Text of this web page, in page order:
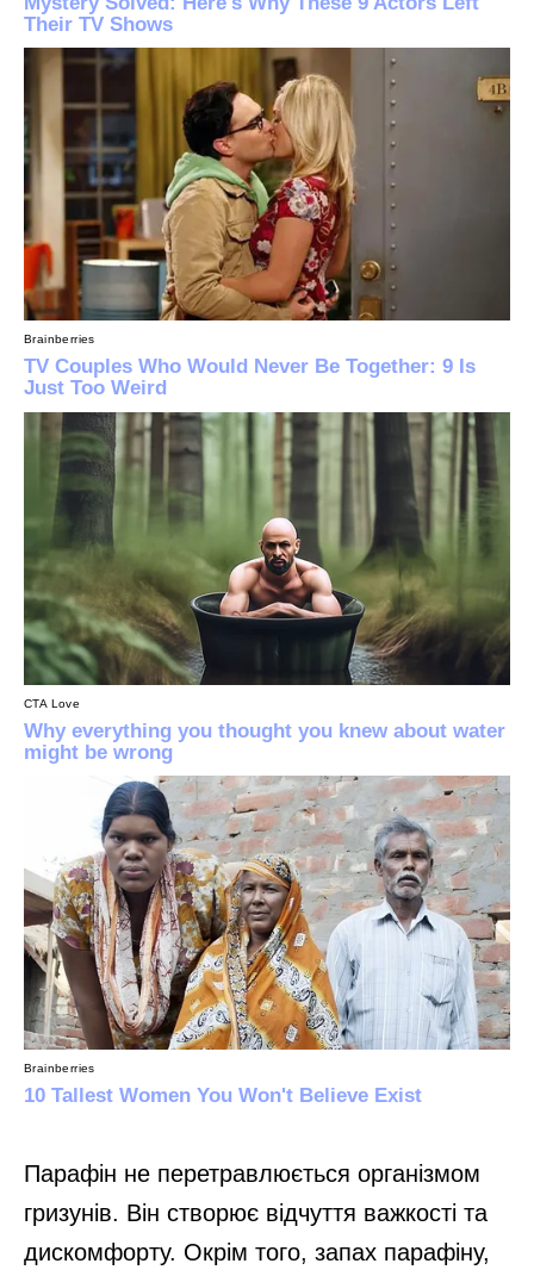
Парафін не перетравлюється організмом
гризунів. Він створює відчуття важкості та
дискомфорту. Окрім того, запах парафіну,